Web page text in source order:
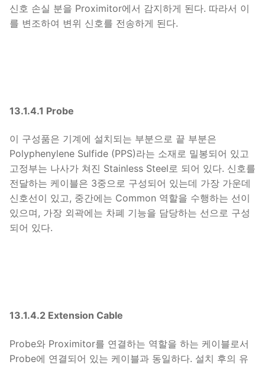
신호 손실 분을 Proximitor에서 감지하게 된다. 따라서 이
를 변조하여 변위 신호를 전송하게 된다.
13.1.4.1 Probe
이 구성품은 기계에 설치되는 부분으로 끝 부분은
Polyphenylene Sulfide (PPS)라는 소재로 밀봉되어 있고
고정부는 나사가 쳐진 Stainless Steel로 되어 있다. 신호를
전달하는 케이블은 3중으로 구성되어 있는데 가장 가운데
신호선이 있고, 중간에는 Common 역할을 수행하는 선이
있으며, 가장 외곽에는 차폐 기능을 담당하는 선으로 구성
되어 있다.
13.1.4.2 Extension Cable
Probe와 Proximitor를 연결하는 역할을 하는 케이블로서
Probe에 연결되어 있는 케이블과 동일하다. 설치 후의 유